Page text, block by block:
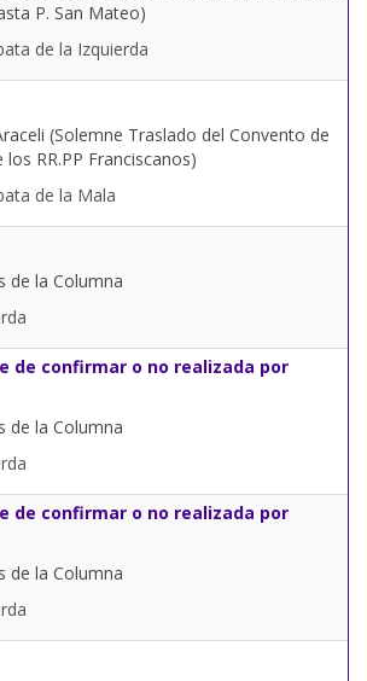
P. San Mateo)
de la Izquierda
(Solemne Traslado del Convento de
RR.PP Franciscanos)
de la Mala
de la Columna
de confirmar o no realizada por
de la Columna
de confirmar o no realizada por
de la Columna